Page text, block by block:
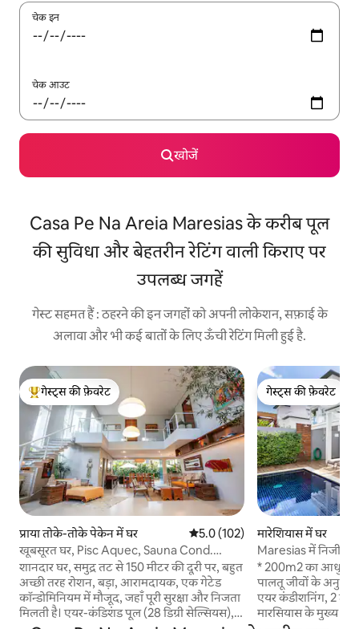
चेक इन
चेक आउट
खोजें
Casa Pe Na Areia Maresias के करीब पूल
की सुविधा और बेहतरीन रेटिंग वाली किराए पर
उपलब्ध जगहें
गेस्ट सहमत हैं : ठहरने की इन जगहों को अपनी लोकेशन, सफ़ाई के
अलावा और भी कई बातों के लिए ऊँची रेटिंग मिली हुई है.
गेस्ट्स का टॉप फ़ेवरेट
गेस्ट्स की फ़ेवरेट
प्राया तोके-तोके पेकेन में घर औसत रेटिंग 5 में से 5.0, 102 समीक्षाएँ
5.0 (102)
खूबसूरत घर, Pisc Aquec, Sauna Cond.
150m बीच
शानदार घर, समुद्र तट से 150 मीटर की दूरी पर, बहुत
अच्छी तरह रोशन, बड़ा, आरामदायक, एक गेटेड
कॉन्डोमिनियम में मौजूद, जहाँ पूरी सुरक्षा और निजता
मिलती है। एयर-कंडिशंड पूल (28 डिग्री सेल्सियस),
गेस्ट्स की फ़ेवरेट
गेस्ट्स की फ़ेवरेट
मारेशियास में घर
Maresias में निजी
sand
* 200m2 का
पालतू जीवों के अनुकूल
एयर कंडीशनिंग, 2
मारसियास के मुख्य